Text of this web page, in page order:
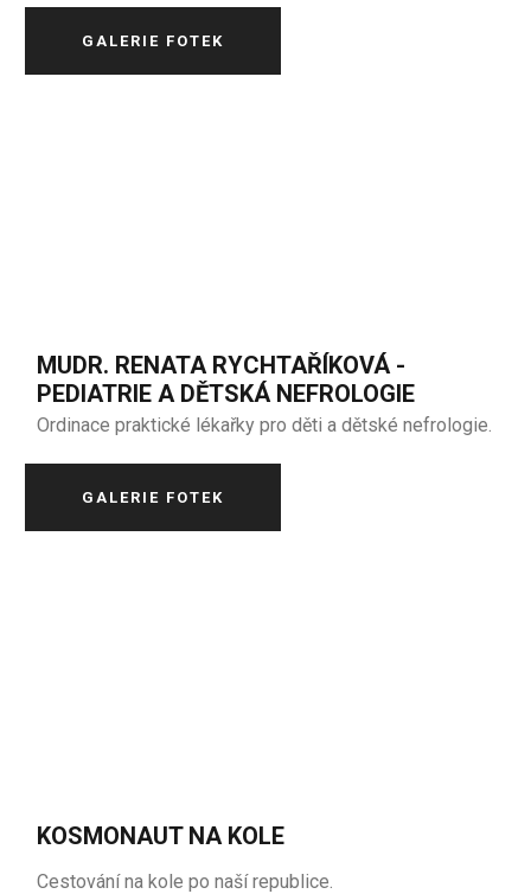
GALERIE FOTEK
MUDR. RENATA RYCHTAŘÍKOVÁ -
PEDIATRIE A DĚTSKÁ NEFROLOGIE
Ordinace praktické lékařky pro děti a dětské nefrologie.
GALERIE FOTEK
KOSMONAUT NA KOLE
Cestování na kole po naší republice.